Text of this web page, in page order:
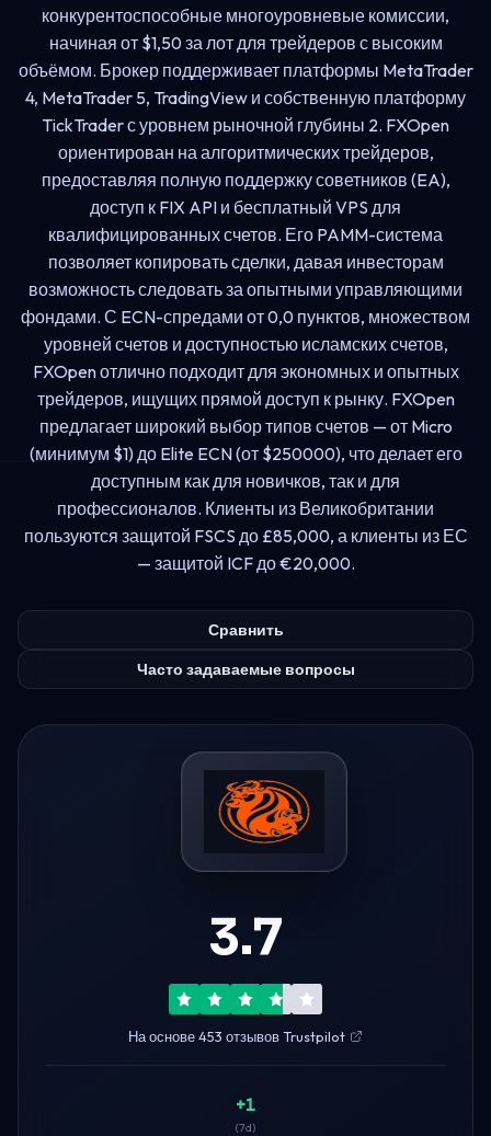
конкурентоспособные многоуровневые комиссии,
начиная от $1,50 за лот для трейдеров с высоким
объёмом. Брокер поддерживает платформы MetaTrader
4, MetaTrader 5, TradingView и собственную платформу
TickTrader с уровнем рыночной глубины 2. FXOpen
ориентирован на алгоритмических трейдеров,
предоставляя полную поддержку советников (EA),
доступ к FIX API и бесплатный VPS для
квалифицированных счетов. Его PAMM-система
позволяет копировать сделки, давая инвесторам
возможность следовать за опытными управляющими
фондами. С ECN-спредами от 0,0 пунктов, множеством
уровней счетов и доступностью исламских счетов,
FXOpen отлично подходит для экономных и опытных
трейдеров, ищущих прямой доступ к рынку. FXOpen
предлагает широкий выбор типов счетов — от Micro
(минимум $1) до Elite ECN (от $250000), что делает его
доступным как для новичков, так и для
профессионалов. Клиенты из Великобритании
пользуются защитой FSCS до £85,000, а клиенты из ЕС
— защитой ICF до €20,000.
Сравнить
Часто задаваемые вопросы
3.7
На основе 453 отзывов Trustpilot
+1
(7d)